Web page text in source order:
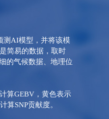
测AI模型，并将该模
简易的数据，取时
的气候数据、地理位
算GEBV，黄色表示
算SNP贡献度。